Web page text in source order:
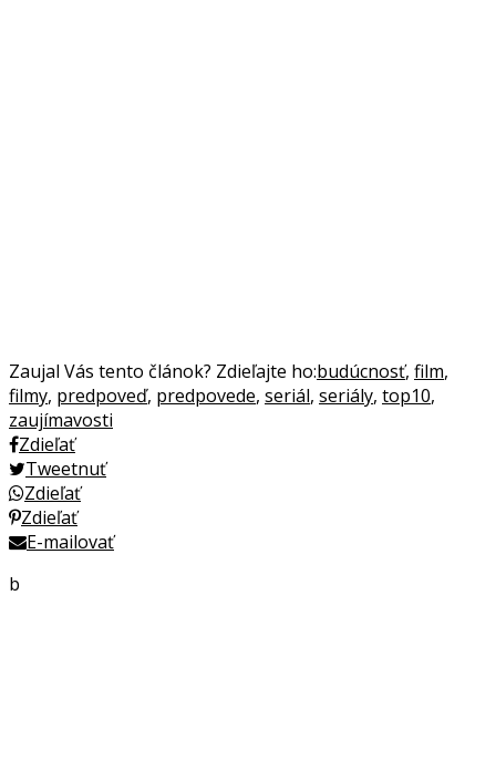
Zaujal Vás tento článok? Zdieľajte ho:budúcnosť, film,
filmy, predpoveď, predpovede, seriál, seriály, top10,
zaujímavosti
Zdieľať
Tweetnuť
Zdieľať
Zdieľať
E-mailovať
b